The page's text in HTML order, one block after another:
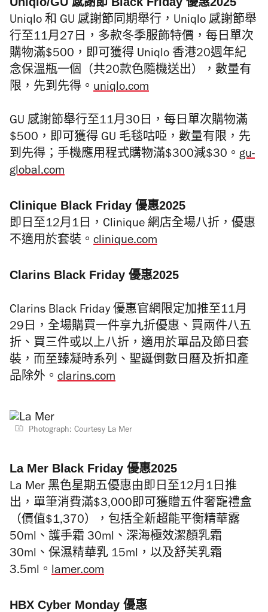
Uniqlo 和 GU 感謝節同期舉行，Uniqlo 感謝節舉
行至11月27日，多款冬季服飾特價，每日單次
購物滿$500，即可獲得 Uniqlo 香港20週年紀
念保溫瓶一個（共20款色隨機送出），數量有
限，先到先得。 uniqlo.com
GU 感謝節舉行至11月30日，每日單次購物滿
$500，即可獲得 GU 毛毯咕𠱸，數量有限，先
到先得；手機應用程式購物滿$300減$30。 gu-
global.com
Clinique Black Friday 優惠2025
即日至12月1日，Clinique 網店全場八折，優惠
不適用於套裝。 clinique.com
Clarins Black Friday 優惠2025
Clarins Black Friday 優惠官網限定加推至11月
29日，全場購買一件享九折優惠、買兩件八五
折、買三件或以上八折，適用於單品及節日套
裝，而至臻凝時系列、聖誕倒數日曆及折扣產
品除外。 clarins.com
Photograph: Courtesy La Mer
La Mer Black Friday 優惠2025
La Mer 黑色星期五優惠由即日至12月1日推
出，單筆消費滿$3,000即可獲贈五件奢寵禮盒
（價值$1,370），包括全新超能平衡精華露
50ml、護手霜 30ml、深海極效潔顏乳霜
30ml、保濕精華乳 15ml，以及舒芙乳霜
3.5ml。 lamer.com
HBX Cyber Monday 優惠